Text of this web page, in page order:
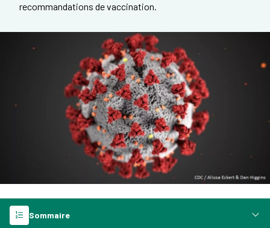
recommandations de vaccination.
Sommaire